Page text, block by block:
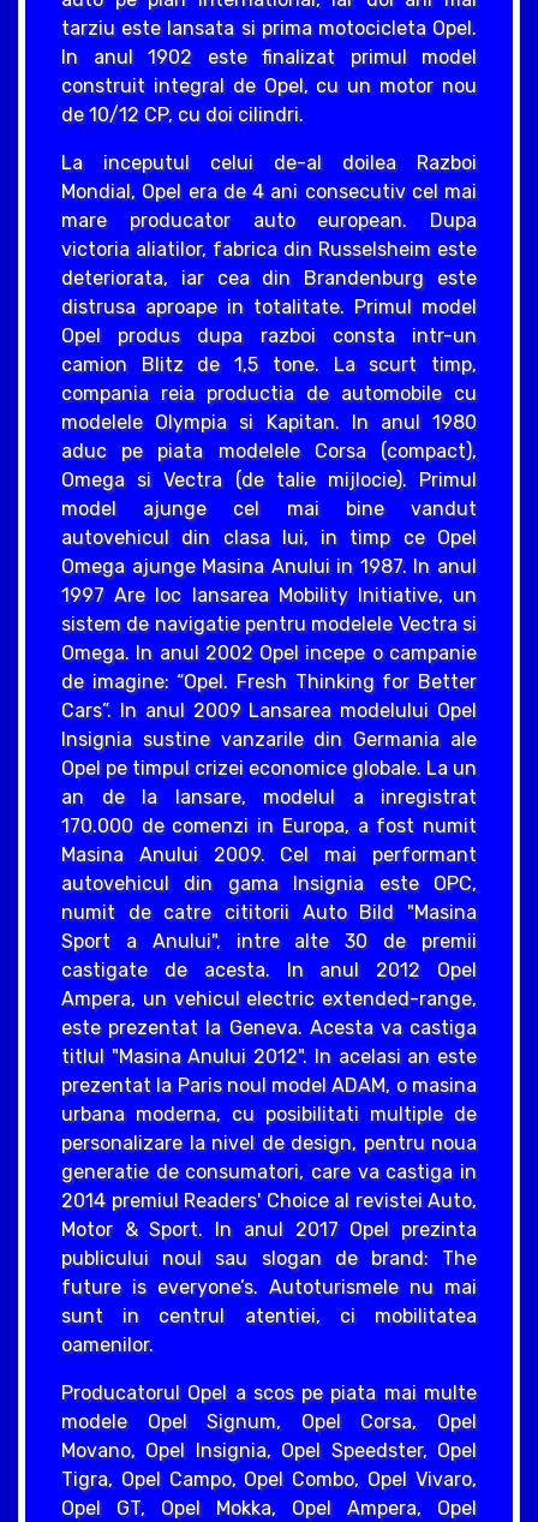
tarziu este lansata si prima motocicleta Opel.
In anul 1902 este finalizat primul model
construit integral de Opel, cu un motor nou
de 10/12 CP, cu doi cilindri.
La inceputul celui de-al doilea Razboi
Mondial, Opel era de 4 ani consecutiv cel mai
mare producator auto european. Dupa
victoria aliatilor, fabrica din Russelsheim este
deteriorata, iar cea din Brandenburg este
distrusa aproape in totalitate. Primul model
Opel produs dupa razboi consta intr-un
camion Blitz de 1,5 tone. La scurt timp,
compania reia productia de automobile cu
modelele Olympia si Kapitan. In anul 1980
aduc pe piata modelele Corsa (compact),
Omega si Vectra (de talie mijlocie). Primul
model ajunge cel mai bine vandut
autovehicul din clasa lui, in timp ce Opel
Omega ajunge Masina Anului in 1987. In anul
1997 Are loc lansarea Mobility Initiative, un
sistem de navigatie pentru modelele Vectra si
Omega. In anul 2002 Opel incepe o campanie
de imagine: “Opel. Fresh Thinking for Better
Cars”. In anul 2009 Lansarea modelului Opel
Insignia sustine vanzarile din Germania ale
Opel pe timpul crizei economice globale. La un
an de la lansare, modelul a inregistrat
170.000 de comenzi in Europa, a fost numit
Masina Anului 2009. Cel mai performant
autovehicul din gama Insignia este OPC,
numit de catre cititorii Auto Bild "Masina
Sport a Anului", intre alte 30 de premii
castigate de acesta. In anul 2012 Opel
Ampera, un vehicul electric extended-range,
este prezentat la Geneva. Acesta va castiga
titlul "Masina Anului 2012". In acelasi an este
prezentat la Paris noul model ADAM, o masina
urbana moderna, cu posibilitati multiple de
personalizare la nivel de design, pentru noua
generatie de consumatori, care va castiga in
2014 premiul Readers' Choice al revistei Auto,
Motor & Sport. In anul 2017 Opel prezinta
publicului noul sau slogan de brand: The
future is everyone’s. Autoturismele nu mai
sunt in centrul atentiei, ci mobilitatea
oamenilor.
Producatorul Opel a scos pe piata mai multe
modele Opel Signum, Opel Corsa, Opel
Movano, Opel Insignia, Opel Speedster, Opel
Tigra, Opel Campo, Opel Combo, Opel Vivaro,
Opel GT, Opel Mokka, Opel Ampera, Opel